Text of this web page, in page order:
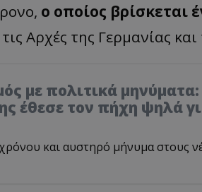
ο οποίος βρίσκεται
Αρχές της Γερμανίας
με πολιτικά
έθεσε τον πήχη ψηλά
και αυστηρό μήνυμα στους